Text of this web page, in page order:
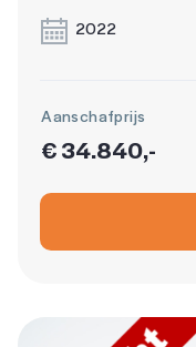
2022
Aanschafprijs
€ 34.840,-